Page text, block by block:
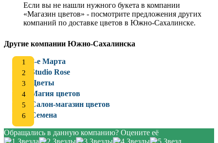
Если вы не нашли нужного букета в компании
«Магазин цветов» - посмотрите предложения других
компаний по доставке цветов в Южно-Сахалинске.
Другие компании Южно-Сахалинска
8-е Марта
Studio Rose
Цветы
Магия цветов
Салон-магазин цветов
Семена
Обращались в данную компанию? Оцените её